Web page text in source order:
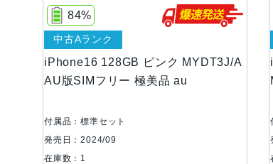
iPhone16 128GB ピンク MYDT3J/A
AU版SIMフリー 極美品 au
84%
中古Aランク
付属品：標準セット
発売日：2024/09
在庫数：1